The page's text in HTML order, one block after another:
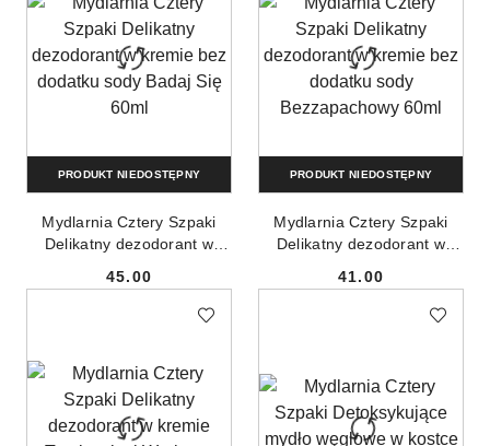
Mydlarnia Cztery Szpaki
Delikatny dezodorant w
Badaj Się 60ml
Cena:
45.00
PRODUKT NIEDOSTĘPNY
Mydlarnia Cztery Szpaki
Delikatny dezodorant w
Bezzapachowy 60ml
Cena:
41.00
PRODUKT NIEDOSTĘPNY